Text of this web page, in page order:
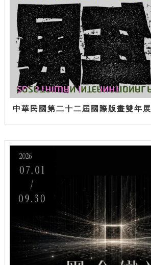
中華民國第二十二屆國際版畫雙年展